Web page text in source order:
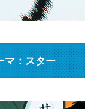
：スター